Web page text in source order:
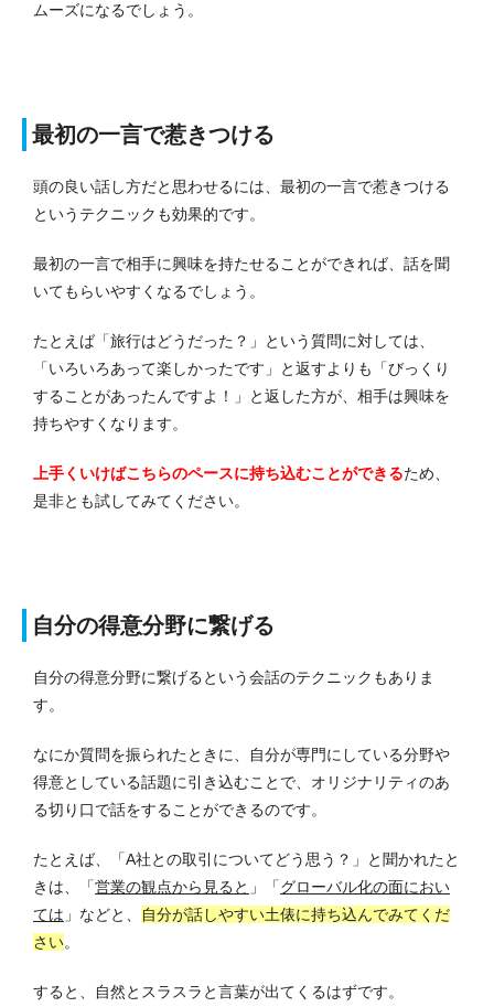
ムーズになるでしょう。
最初の一言で惹きつける
頭の良い話し方だと思わせるには、最初の一言で惹きつける
というテクニックも効果的です。
最初の一言で相手に興味を持たせることができれば、話を聞
いてもらいやすくなるでしょう。
たとえば「旅行はどうだった？」という質問に対しては、
「いろいろあって楽しかったです」と返すよりも「びっくり
することがあったんですよ！」と返した方が、相手は興味を
持ちやすくなります。
上手くいけばこちらのペースに持ち込むことができるため、
是非とも試してみてください。
自分の得意分野に繋げる
自分の得意分野に繋げるという会話のテクニックもありま
す。
なにか質問を振られたときに、自分が専門にしている分野や
得意としている話題に引き込むことで、オリジナリティのあ
る切り口で話をすることができるのです。
たとえば、「A社との取引についてどう思う？」と聞かれたと
きは、「営業の観点から見ると 」「グローバル化の面におい
ては 」などと、
自分が話しやすい土俵に持ち込んでみてくだ
さい。
すると、自然とスラスラと言葉が出てくるはずです。